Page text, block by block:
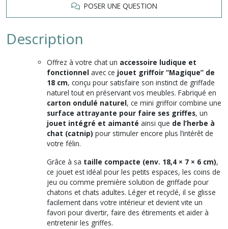
POSER UNE QUESTION
Description
Offrez à votre chat un accessoire ludique et
fonctionnel avec ce jouet griffoir “Magique” de
18 cm, conçu pour satisfaire son instinct de griffade
naturel tout en préservant vos meubles. Fabriqué en
carton ondulé naturel, ce mini griffoir combine une
surface attrayante pour faire ses griffes, un
jouet intégré et aimanté ainsi que de l’herbe à
chat (catnip) pour stimuler encore plus l’intérêt de
votre félin.
Grâce à sa taille compacte (env. 18,4 × 7 × 6 cm),
ce jouet est idéal pour les petits espaces, les coins de
jeu ou comme première solution de griffade pour
chatons et chats adultes. Léger et recyclé, il se glisse
facilement dans votre intérieur et devient vite un
favori pour divertir, faire des étirements et aider à
entretenir les griffes.